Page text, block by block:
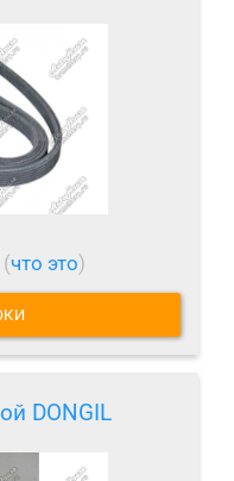
(что это)
DONGIL